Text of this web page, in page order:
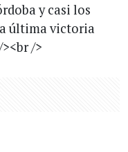
y casi los
última victoria
/>